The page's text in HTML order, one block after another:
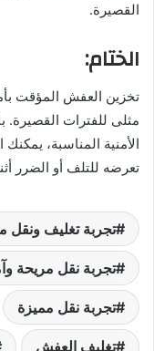
القصيرة.
الختام:
تخزين العفش المؤقت
مثلى للفترات القصيرة.
الأمنية المناسبة،
تعرضه للتلف أو الضرر
تجربة تغليف ونقل
تجربة نقل مريحة
تجربة نقل مميزة
تغليف العفش